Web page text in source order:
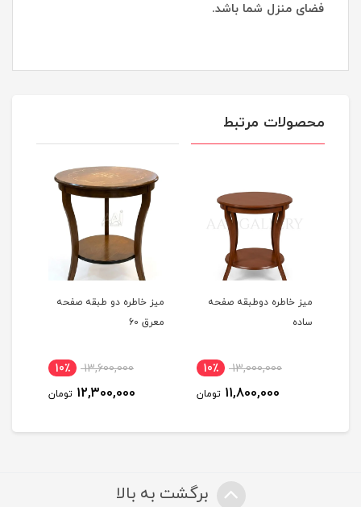
فضای منزل شما باشد.
محصولات مرتبط
میز خاطره دوطبقه صفحه
ساده
13,000,000 10٪
11,800,000 تومان
میز خاطره دو طبقه صفحه
معرق 60
13,600,000 10٪
12,300,000 تومان
برگشت به بالا